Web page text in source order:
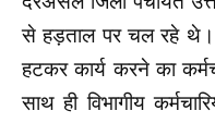
से हड़ताल पर चल रहे
हटकर कार्य करने का
साथ ही विभागीय